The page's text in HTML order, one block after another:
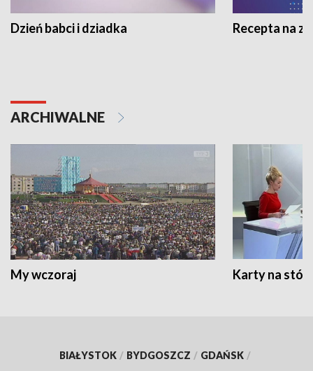
Dzień babci i dziadka Recepta na
ARCHIWALNE
My wczoraj Karty na
BIAŁYSTOK / BYDGOSZCZ / GDAŃSK /